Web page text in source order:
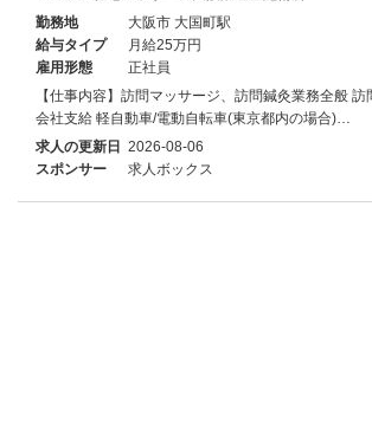
勤務地
大阪市 大国町駅
給与タイプ
月給25万円
雇用形態
正社員
【仕事内容】訪問マッサージ、訪問鍼灸業務全般
会社支給 軽自動車/電動自転車(東京都内の場合)…
求人の更新日 2026-08-06
スポンサー
求人ボックス